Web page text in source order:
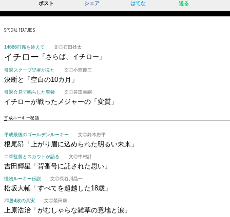
ポスト シェア はてな 送る
SPECIAL FEATURES
14666打席を終えて 文◎石田雄太
イチロー 「さらば、イチロー」
引退スクープ記者が見た 文◎小西慶三
決断と「空白の10カ月」
引退会見で鳴らした警鐘 文◎笹田幸嗣
イチローが戦ったメジャーの「変質」
平成ルーキー秘話
平成最後のゴールデンルーキー 文◎鈴木忠平
根尾昂 「上がり眉に込められた明るい未来」
二軍監督とスカウトが語る 文◎中村計
吉田輝星 「背番号に託された思い」
怪物ルーキー伝説 文◎長谷川晶一
松坂大輔 「すべてを超越した18歳」
20勝4敗の真実 文◎鷲田康
上原浩治 「がむしゃらな雑草の意地と涙」